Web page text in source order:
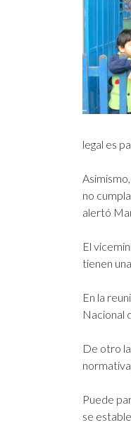
legal es
no
alertó
El
tienen
En la
Nacional
De otro
Puede
se